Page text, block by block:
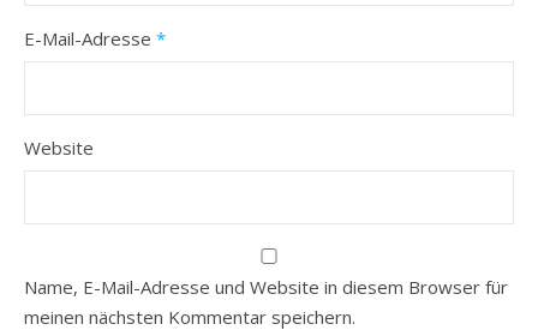
E-Mail-Adresse *
Website
Name, E-Mail-Adresse und Website in diesem Browser für
meinen nächsten Kommentar speichern.